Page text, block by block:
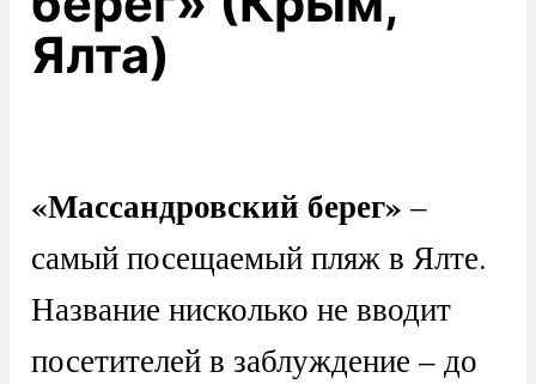
Ялта)
«Массандровский берег» –
самый посещаемый пляж в Ялте.
Название нисколько не вводит
посетителей в заблуждение – до